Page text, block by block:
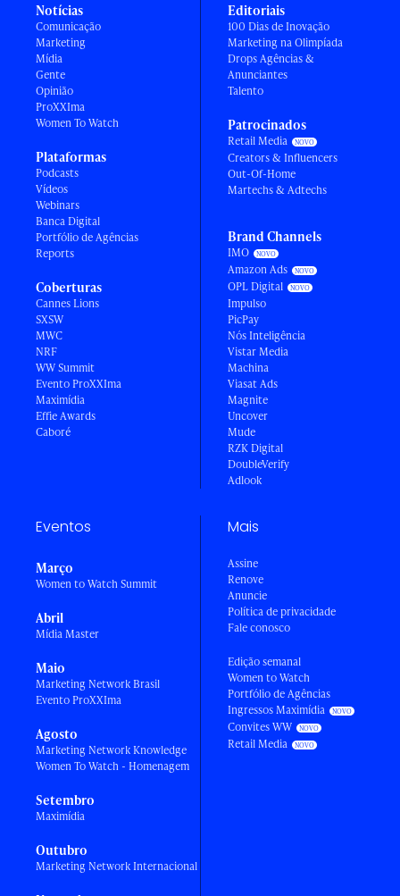
Notícias
Comunicação
Marketing
Mídia
Gente
Opinião
ProXXIma
Women To Watch
Plataformas
Podcasts
Vídeos
Webinars
Banca Digital
Portfólio de Agências
Reports
Coberturas
Cannes Lions
SXSW
MWC
NRF
WW Summit
Evento ProXXIma
Maximídia
Effie Awards
Caboré
Editoriais
100 Dias de Inovação
Marketing na Olimpíada
Drops Agências &
Anunciantes
Talento
Patrocinados
Retail Media
Creators & Influencers
Out-Of-Home
Martechs & Adtechs
Brand Channels
IMO
Amazon Ads
OPL Digital
Impulso
PicPay
Nós Inteligência
Vistar Media
Machina
Viasat Ads
Magnite
Uncover
Mude
RZK Digital
DoubleVerify
Adlook
Eventos
Março
Women to Watch Summit
Abril
Mídia Master
Maio
Marketing Network Brasil
Evento ProXXIma
Agosto
Marketing Network Knowledge
Women To Watch - Homenagem
Setembro
Maximídia
Outubro
Marketing Network Internacional
Mais
Assine
Renove
Anuncie
Política de privacidade
Fale conosco
Edição semanal
Women to Watch
Portfólio de Agências
Ingressos Maximídia
Convites WW
Retail Media